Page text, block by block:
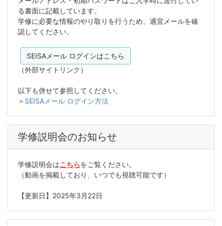
る書面に記載しています。
学修に必要な情報のやり取りを行うため、適宜メールを確
認してください。
SEISAメール ログインはこちら
（外部サイトリンク）
以下も併せて参照してください。
＞ SEISAメール ログイン方法
学修説明会のお知らせ
学修説明会はこちらをご覧ください。
（動画を掲載しており、いつでも視聴可能です）
【更新日】2025年3月22日